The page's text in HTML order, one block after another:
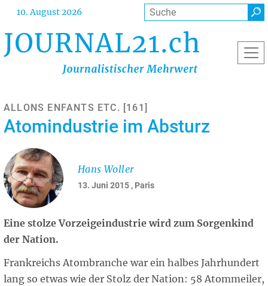
Direkt
Inhalt
10. August 2026 Suche
ALLONS ENFANTS ETC. [161]
Atomindustrie im Absturz
13. Juni 2015 , Paris
Hans Woller
Eine stolze Vorzeigeindustrie wird zum Sorgenkind
der Nation.
Frankreichs Atombranche war ein halbes Jahrhundert
lang so etwas wie der Stolz der Nation: 58 Atommeiler,